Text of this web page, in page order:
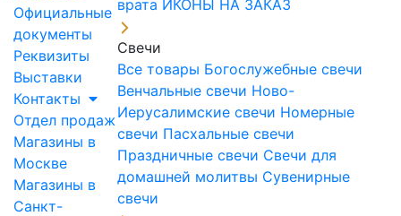
Официальные
документы
Реквизиты
Выставки
Контакты
Отдел продаж
Магазины в
Москве
Магазины в
Санкт-
врата ИКОНЫ НА ЗАКАЗ
Свечи
Все товары Богослужебные свечи
Венчальные свечи Ново-
Иерусалимские свечи Номерные
свечи Пасхальные свечи
Праздничные свечи Свечи для
домашней молитвы Сувенирные
свечи